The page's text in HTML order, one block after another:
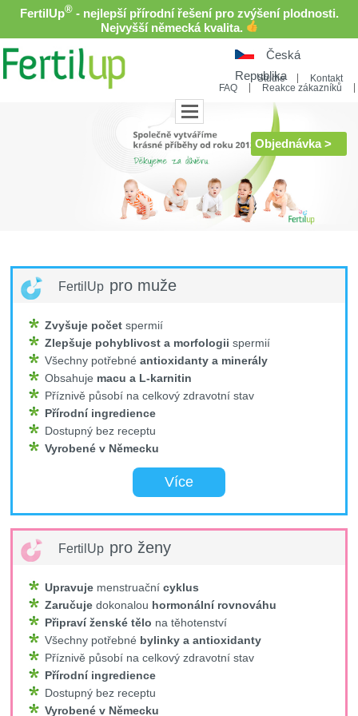
FertilUp®- nejlepší přírodní řešení pro zvýšení plodnosti.
Nejvyšší německá kvalita.
Česká
Republika
Kontakt
Studie
Reakce zákazníků
FAQ
Objednávka >
FertilUp pro muže
Zvyšuje počet spermií
Zlepšuje pohyblivost a morfologii spermií
Všechny potřebnéantioxidanty a minerály
Obsahuje macu a L-karnitin
Příznivě působí na celkový zdravotní stav
Přírodní ingredience
Dostupný bez receptu
Vyrobené v Německu
Více
FertilUp pro ženy
Upravuje menstruačnícyklus
Zaručuje dokonalou hormonální rovnováhu
Připraví ženské tělo na těhotenství
Všechny potřebné bylinky a antioxidanty
Příznivě působí na celkový zdravotní stav
Přírodní ingredience
Dostupný bez receptu
Vyrobené v Německu